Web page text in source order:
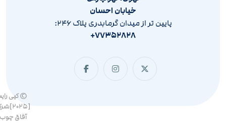
خیابان احسان
پایین تر از میدان گرمابدری پلاک ۲۴۶:
۷۷۳۵۲۸۲۸+
© کپی
آفاق